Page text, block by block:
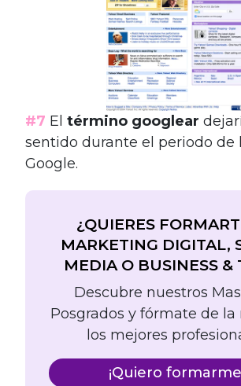
#7 El término googlear
sentido durante el periodo de
Google.
¿QUIERES
MARKETING DIGITAL,
MEDIA O BUSINESS &
Descubre nuestros
Posgrados y fórmate de la
los mejores
¡Quiero